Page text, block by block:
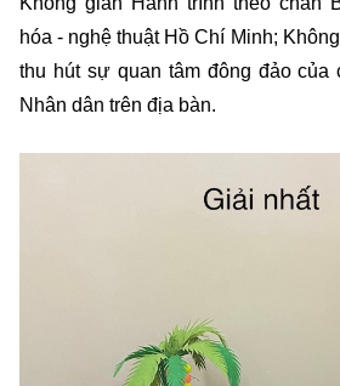
hóa - nghệ thuật Hồ Chí Minh;
thu hút sự quan tâm đông đảo của
Nhân dân trên địa bàn.